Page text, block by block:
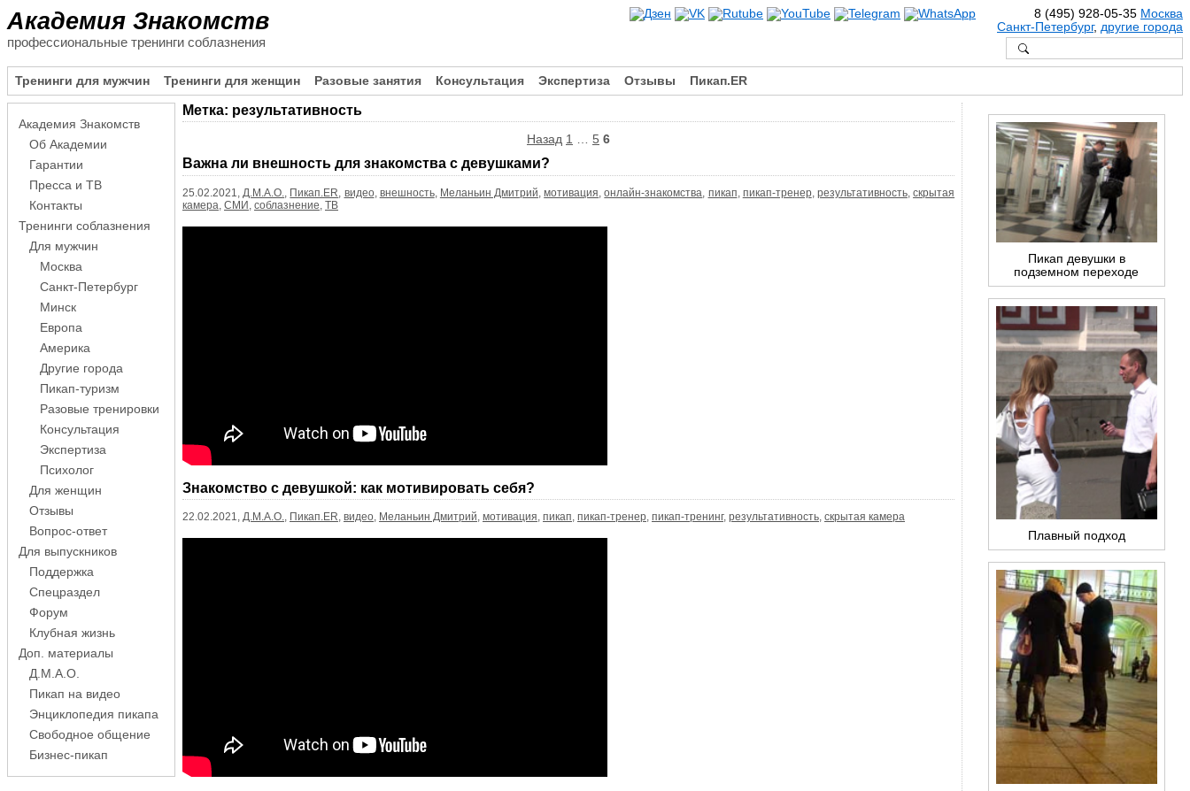
Академия Знакомств
профессиональные тренинги соблазнения
8 (495) 928-05-35 Москва
Санкт-Петербург, другие города
Тренинги для мужчин Тренинги для женщин Разовые занятия Консультация Экспертиза Отзывы Пикап.ER
Метка: результативность
записей
Назад 1 … 5 6
Важна ли внешность для знакомства с девушками?
25.02.2021, Д.М.А.О. Пикап.ER видео, внешность, Меланьин Дмитрий ,мотивация ,онлайн-знакомства пикап пикап-тренер, результативность,скрытая
камера СМИ соблазнение ТВ
Знакомство с девушкой: как мотивировать себя?
22.02.2021, Д.М.А.О., Пикап.ER, видео, Меланьин Дмитрий, мотивация, пикап, пикап-тренер, пикап-тренинг, результативность, скрытая камера
Пикап девушки в
подземном переходе
Плавный подход
Академия Знакомств
Об Академии
Гарантии
Пресса и ТВ
Контакты
Тренинги соблазнения
Для мужчин
Москва
Санкт-Петербург
Минск
Европа
Америка
Другие города
Пикап-туризм
Разовые тренировки
Консультация
Экспертиза
Психолог
Для женщин
Отзывы
Вопрос-ответ
Для выпускников
Поддержка
Спецраздел
Форум
Клубная жизнь
Доп. материалы
Д.М.А.О.
Пикап на видео
Энциклопедия пикапа
Свободное общение
Бизнес-пикап